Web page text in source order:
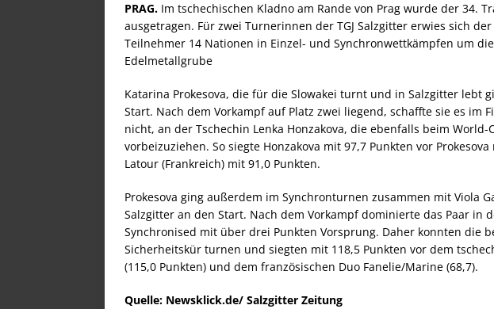
PRAG. Im tschechischen Kladno am Rande von Prag wurde der 34.
ausgetragen. Für zwei Turnerinnen der TGJ Salzgitter erwies sich
Teilnehmer 14 Nationen in Einzel- und Synchronwettkämpfen um
Edelmetallgrube
Katarina Prokesova, die für die Slowakei turnt und in Salzgitter lebt
Start. Nach dem Vorkampf auf Platz zwei liegend, schaffte sie es im
nicht, an der Tschechin Lenka Honzakova, die ebenfalls beim
vorbeizuziehen. So siegte Honzakova mit 97,7 Punkten vor
Latour (Frankreich) mit 91,0 Punkten.
Prokesova ging außerdem im Synchronturnen zusammen mit Viola
Salzgitter an den Start. Nach dem Vorkampf dominierte das Paar in
Synchronised mit über drei Punkten Vorsprung. Daher konnten die
Sicherheitskür turnen und siegten mit 118,5 Punkten vor dem
(115,0 Punkten) und dem französischen Duo Fanelie/Marine (68,7).
Quelle: Newsklick.de/ Salzgitter Zeitung